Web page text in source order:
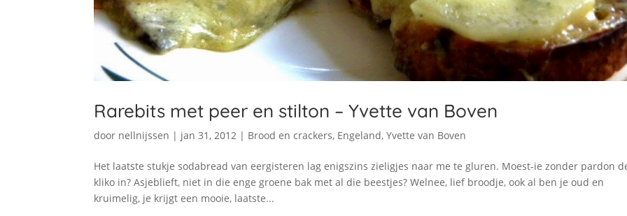
Rarebits met peer en stilton – Yvette van Boven
door nellnijssen | jan 31, 2012 | Brood en crackers, Engeland,Yvette van Boven
Het laatste stukje sodabread van eergisteren lag enigszins zieligjes naar me te gluren. Moest-ie zonder pardon
kliko in? Asjeblieft, niet in die enge groene bak met al die beestjes? Welnee, lief broodje, ook al ben je oud en
kruimelig, je krijgt een mooie, laatste...